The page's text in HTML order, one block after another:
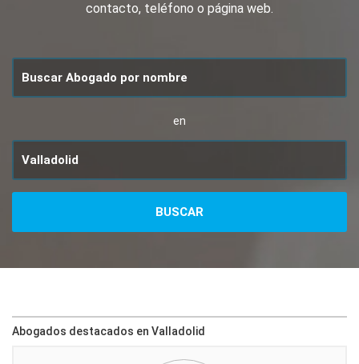
contacto, teléfono o página web.
en
Abogados destacados en Valladolid